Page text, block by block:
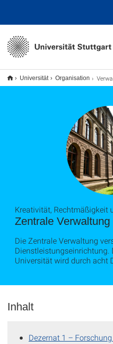
Universität Organisation
Zentrale Verwaltung
Kreativität, Rechtmäßigkeit
Die Zentrale Verwaltung
Universität wird durch acht
Inhalt
Dezernat 1 –